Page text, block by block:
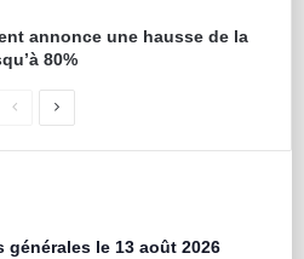
annonce une hausse de la
80%
générales le 13 août 2026